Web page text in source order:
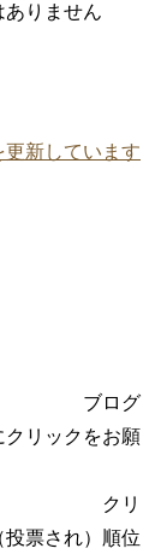
りません
新しています
クリックをお願
リ
票され）順位